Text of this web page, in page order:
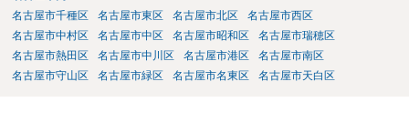
名古屋市千種区
名古屋市東区 名古屋市北区
名古屋市西区
名古屋市中村区
名古屋市中区 名古屋市昭和区
名古屋市瑞穂区
名古屋市熱田区
名古屋市中川区 名古屋市港区
名古屋市南区
名古屋市守山区
名古屋市緑区 名古屋市名東区 名古屋市天白区